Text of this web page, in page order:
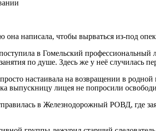
написала, чтобы вырваться из-под
в Гомельский профессиональный
по душе. Здесь же у неё случилась
настаивала на возвращении в
выпускницу лицея не попросили
в Железнодорожный РОВД, где